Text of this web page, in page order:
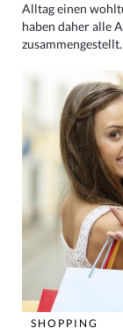
Alltag einen
haben daher alle
zusammengestellt.
SHOPPING